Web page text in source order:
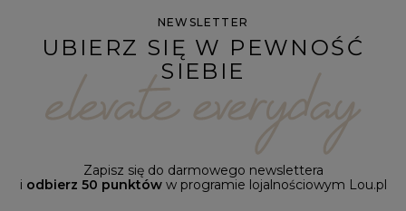
NEWSLETTER
UBIERZ SIĘ W PEWNOŚĆ
SIEBIE
Zapisz się do darmowego newslettera
i odbierz 50 punktóww programie lojalnościowym Lou.pl